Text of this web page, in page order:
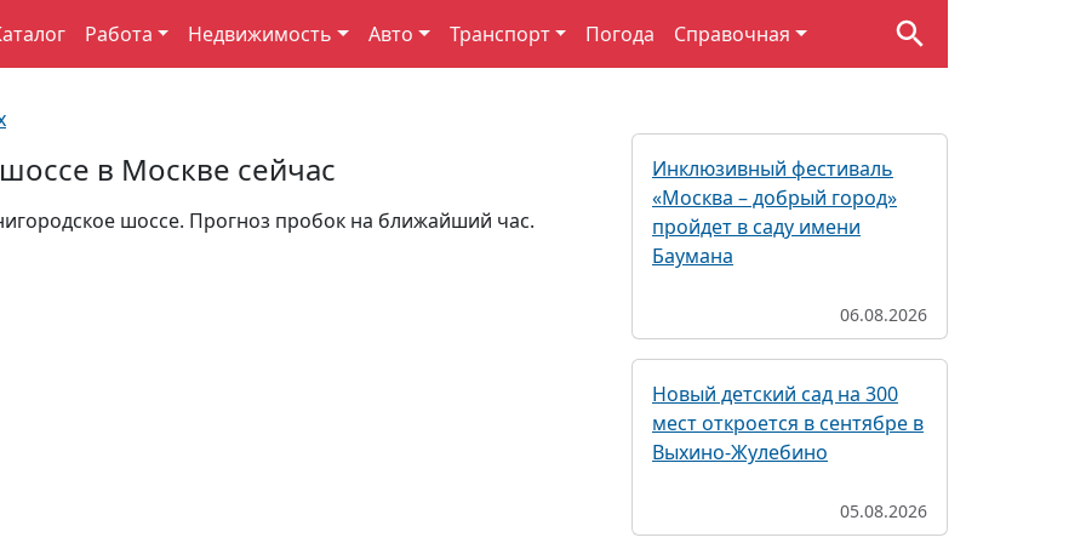
Работа Недвижимость Авто Транспорт Погода Справочная
в Москве сейчас
шоссе. Прогноз пробок на ближайший час.
Инклюзивный фестиваль
«Москва – добрый город»
пройдет в саду имени
Баумана
06.08.2026
Новый детский сад на 300
мест откроется в сентябре в
Выхино-Жулебино
05.08.2026